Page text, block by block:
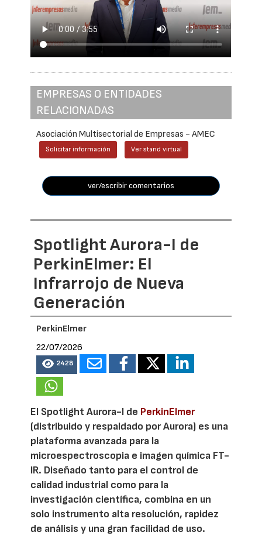
EMPRESAS O ENTIDADES
RELACIONADAS
Asociación Multisectorial de Empresas - AMEC
Solicitar información Ver stand virtual
ver/escribir comentarios
Spotlight Aurora-I de
PerkinElmer: El
Infrarrojo de Nueva
Generación
PerkinElmer
22/07/2026
2428
El Spotlight Aurora-I de PerkinElmer
(distribuido y respaldado por Aurora) es una
plataforma avanzada para la
microespectroscopia e imagen química FT-
IR. Diseñado tanto para el control de
calidad industrial como para la
investigación científica, combina en un
solo instrumento alta resolución, rapidez
de análisis y una gran facilidad de uso.